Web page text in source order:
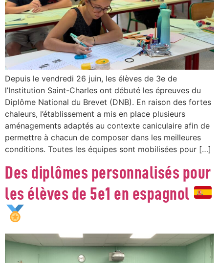
Depuis le vendredi 26 juin, les élèves de 3e de
l’Institution Saint-Charles ont débuté les épreuves du
Diplôme National du Brevet (DNB). En raison des fortes
chaleurs, l’établissement a mis en place plusieurs
aménagements adaptés au contexte caniculaire afin de
permettre à chacun de composer dans les meilleures
conditions. Toutes les équipes sont mobilisées pour […]
Des diplômes personnalisés pour
les élèves de 5e1 en espagnol